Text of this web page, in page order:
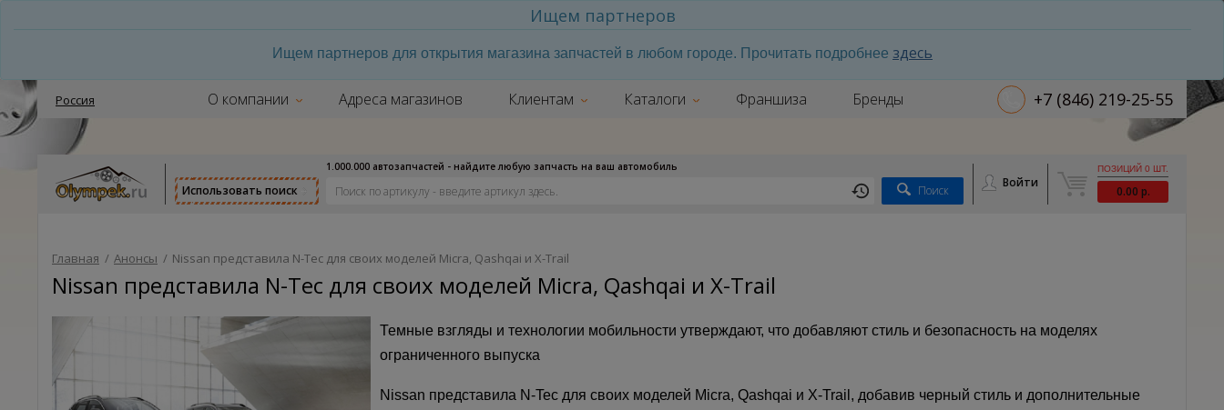
Ищем партнеров
Ищем партнеров для открытия магазина запчастей в любом городе. Прочитать подробнее здесь
Россия О компании Адреса магазинов Клиентам Каталоги Франшиза Бренды +7 (846) 219-25-55
Использовать поиск
1.000.000 автозапчастей - найдите любую запчасть на ваш автомобиль
Поиск
Войти
ПОЗИЦИЙ 0 ШТ.
0.00 р.
Главная / Анонсы / Nissan представила N-Tec для своих моделей Micra, Qashqai и X-Trail
Nissan представила N-Tec для своих моделей Micra, Qashqai и X-Trail
Темные взгляды и технологии мобильности утверждают, что добавляют стиль и безопасность на моделях
ограниченного выпуска
Nissan представила N-Tec для своих моделей Micra, Qashqai и X-Trail, добавив черный стиль и дополнительные